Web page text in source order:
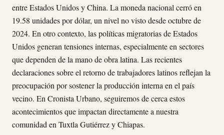
entre Estados Unidos y China. La moneda nacional cerró en
19.58 unidades por dólar, un nivel no visto desde octubre de
2024. En otro contexto, las políticas migratorias de Estados
Unidos generan tensiones internas, especialmente en sectores
que dependen de la mano de obra latina. Las recientes
declaraciones sobre el retorno de trabajadores latinos reflejan la
preocupación por sostener la producción interna en el país
vecino. En Cronista Urbano, seguiremos de cerca estos
acontecimientos que impactan directamente a nuestra
comunidad en Tuxtla Gutiérrez y Chiapas.